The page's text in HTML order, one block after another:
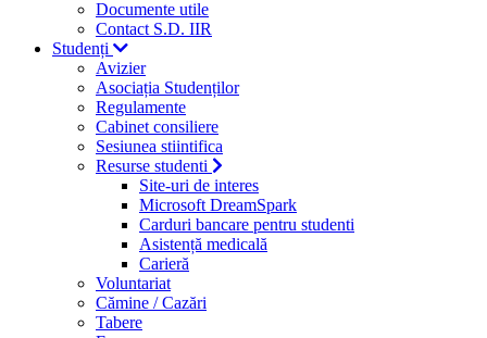
Documente utile
Contact S.D. IIR
Studenți
Avizier
Asociația Studenților
Regulamente
Cabinet consiliere
Sesiunea stiintifica
Resurse studenti
Site-uri de interes
Microsoft DreamSpark
Carduri bancare pentru studenti
Asistență medicală
Carieră
Voluntariat
Cămine / Cazări
Tabere